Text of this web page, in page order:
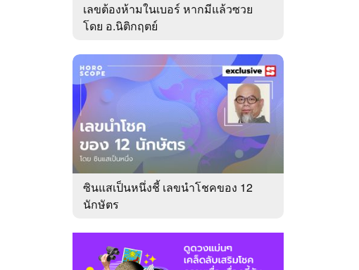
เลขต้องห้ามในเบอร์ หากมีแล้วซวย
โดย อ.นิติกฤตย์
ซินแสเป็นหนึ่งชี้ เลขนำโชคของ 12
นักษัตร